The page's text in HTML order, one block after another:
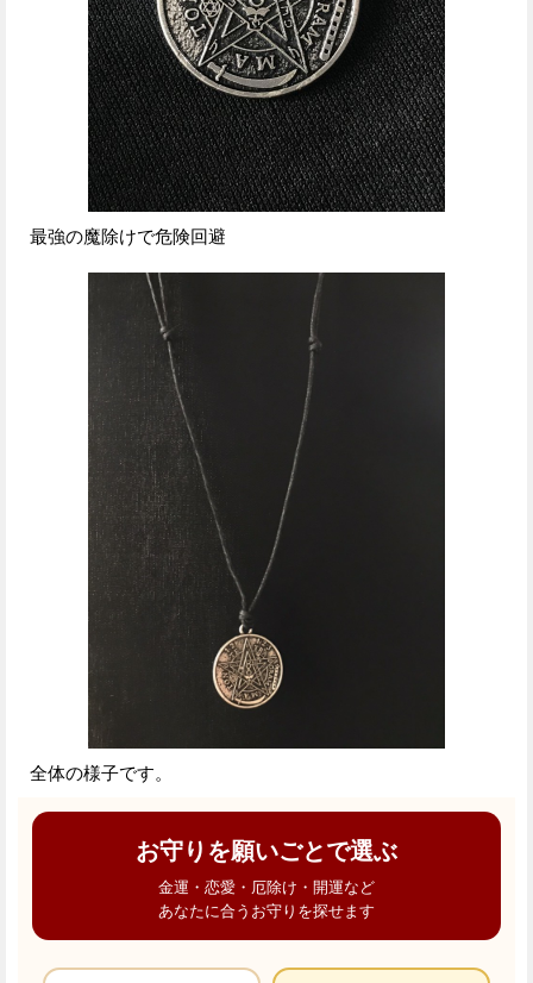
最強の魔除けで危険回避
全体の様子です。
お守りを願いごとで選ぶ
金運・恋愛・厄除け・開運など
あなたに合うお守りを探せます